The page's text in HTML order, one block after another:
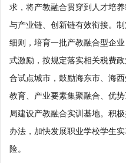
求，将产教融合贯穿到人才培
与产业链、创新链有效衔接。
细则，培育一批产教融合型企
式激励，按规定落实相关税费
合试点城市，鼓励海东市、海
教育、产业要素集聚融合、优
局建设产教融合实训基地。积
办法，加快发展职业学校学生
险。